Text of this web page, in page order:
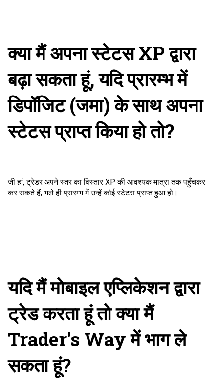
क्या मैं अपना स्टेटस XP द्वारा
बढ़ा सकता हूं, यदि प्रारम्भ में
डिपॉजिट (जमा) के साथ अपना
स्टेटस प्राप्त किया हो तो?
जी हां, ट्रेडर अपने स्तर का विस्तार XP की आवश्यक मात्रा तक पहुँचकर
कर सकते हैं, भले ही प्रारम्भ में उन्हें कोई स्टेटस प्राप्त हुआ हो।
यदि मैं मोबाइल एप्लिकेशन द्वारा
ट्रेड करता हूं तो क्या मैं
Trader's Way में भाग ले
सकता हूं?